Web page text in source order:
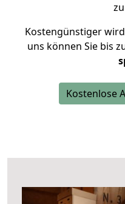
Kostengünstiger
uns können Sie bis
Kostenlose